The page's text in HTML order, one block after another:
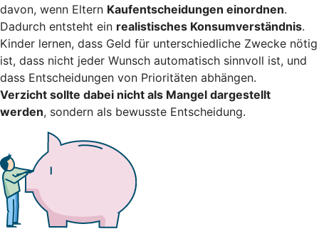
davon, wenn Eltern Kaufentscheidungen einordnen.
Dadurch entsteht ein realistisches Konsumverständnis.
Kinder lernen, dass Geld für unterschiedliche Zwecke nötig
ist, dass nicht jeder Wunsch automatisch sinnvoll ist, und
dass Entscheidungen von Prioritäten abhängen.
Verzicht sollte dabei nicht als Mangel dargestellt
werden, sondern als bewusste Entscheidung.